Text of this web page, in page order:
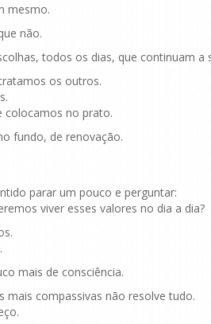
mesmo.
não.
todos os dias, que continuam a
os outros.
colocamos no prato.
fundo, de renovação.
parar um pouco e perguntar:
viver esses valores no dia a dia?
mais de consciência.
mais compassivas não resolve tudo.